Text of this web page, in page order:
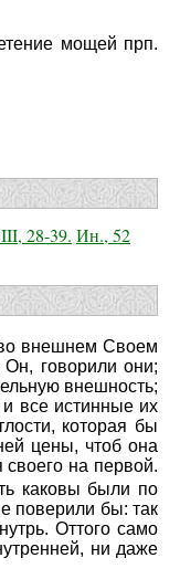
мощей прп.
28-39. Ин., 52
внешнем Своем
говорили они;
внешность;
все истинные их
которая бы
цены, чтоб она
на первой.
каковы были по
поверили бы: так
Оттого само
ни даже